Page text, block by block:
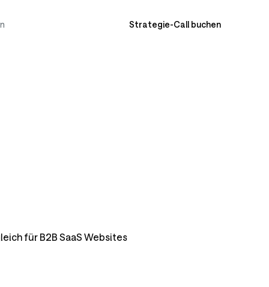
Strategie-Call buchen